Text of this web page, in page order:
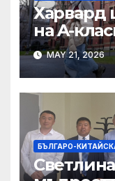
Харвард
на A-
силната
MAY 21, 2026
БЪЛГАРО-